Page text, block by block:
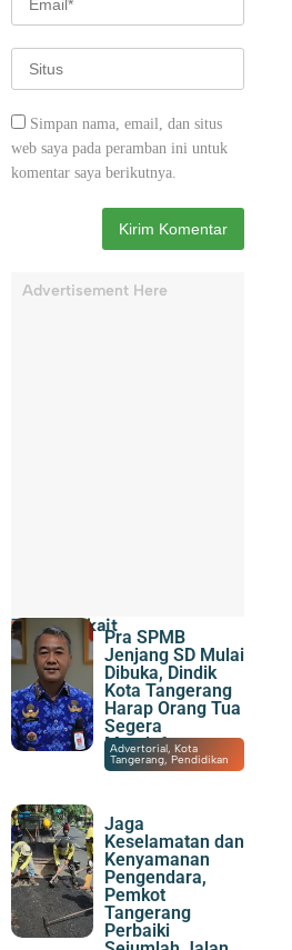
Simpan nama, email, dan situs
web saya pada peramban ini untuk
komentar saya berikutnya.
Advertisement Here
Topik Terkait
Pra SPMB
Jenjang SD Mulai
Dibuka, Dindik
Kota Tangerang
Harap Orang Tua
Segera
Mendaftar
20/04/2026| 20:57
Advertorial,Kota
Tangerang,Pendidikan
Jaga
Keselamatan dan
Kenyamanan
Pengendara,
Pemkot
Tangerang
Perbaiki